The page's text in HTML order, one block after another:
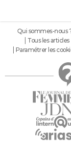
Qui sommes-nous
Tous les articles
Paramétrer les